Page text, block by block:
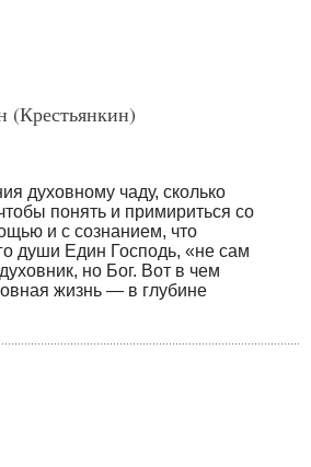
(Крестьянкин)
духовному чаду, сколько
понять и примириться со
и с сознанием, что
души Един Господь, «не сам
но Бог. Вот в чем
жизнь — в глубине